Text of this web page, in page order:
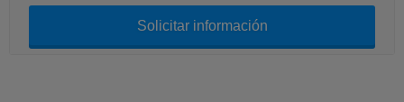
Solicitar información